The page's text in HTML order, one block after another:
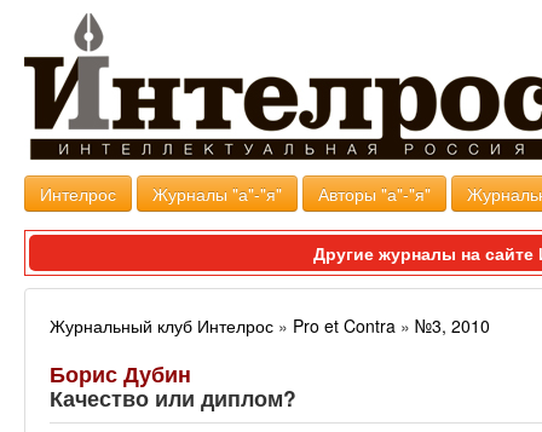
Интелрос Журналы "а"-"я" Авторы "а"-"я"
Другие журналы на
Журнальный клуб Интелрос » Pro et Contra » №3, 2010
Борис Дубин
Качество или диплом?